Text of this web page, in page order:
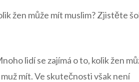
žen může mít muslim? Zjistěte
lidí se zajímá o to, kolik žen
mít. Ve skutečnosti však není